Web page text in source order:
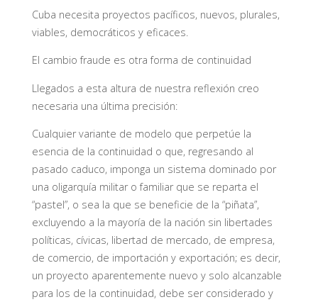
Cuba necesita proyectos pacíficos, nuevos, plurales,
viables, democráticos y eficaces.
El cambio fraude es otra forma de continuidad
Llegados a esta altura de nuestra reflexión creo
necesaria una última precisión:
Cualquier variante de modelo que perpetúe la
esencia de la continuidad o que, regresando al
pasado caduco, imponga un sistema dominado por
una oligarquía militar o familiar que se reparta el
“pastel”, o sea la que se beneficie de la “piñata”,
excluyendo a la mayoría de la nación sin libertades
políticas, cívicas, libertad de mercado, de empresa,
de comercio, de importación y exportación; es decir,
un proyecto aparentemente nuevo y solo alcanzable
para los de la continuidad, debe ser considerado y